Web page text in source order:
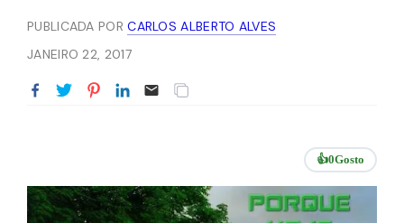
PUBLICADA PORCARLOS ALBERTO ALVES
JANEIRO 22, 2017
👍0Gosto